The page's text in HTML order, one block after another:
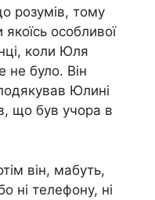
розумів, тому
особливої
коли Юля
не було. Він
Юлині
що був учора в
він, мабуть,
ні телефону, ні